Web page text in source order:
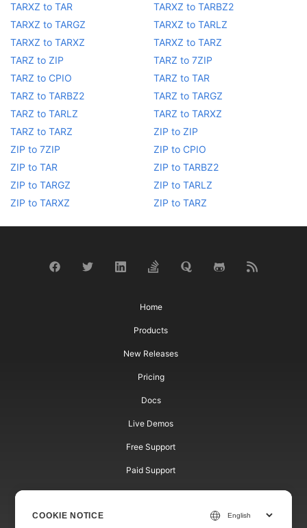
TARXZ to TAR
TARXZ to TARBZ2
TARXZ to TARGZ
TARXZ to TARLZ
TARXZ to TARXZ
TARXZ to TARZ
TARZ to ZIP
TARZ to 7ZIP
TARZ to CPIO
TARZ to TAR
TARZ to TARBZ2
TARZ to TARGZ
TARZ to TARLZ
TARZ to TARXZ
TARZ to TARZ
ZIP to ZIP
ZIP to 7ZIP
ZIP to CPIO
ZIP to TAR
ZIP to TARBZ2
ZIP to TARGZ
ZIP to TARLZ
ZIP to TARXZ
ZIP to TARZ
Home
Products
New Releases
Pricing
Docs
Live Demos
Free Support
Paid Support
Paid Consulting
COOKIE NOTICE